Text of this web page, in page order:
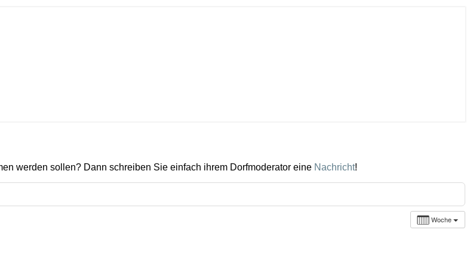
werden sollen? Dann schreiben Sie einfach ihrem Dorfmoderator eine Nachricht!
Woche